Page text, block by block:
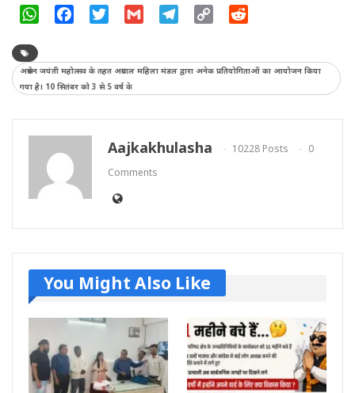
WhatsAppFacebookTwitter Gmail Telegram
Copy
अग्रसेन जयंती महोत्सव के तहत अग्रवाल महिला मंडल द्वारा अनेक प्रतियोगिताओं का आयोजन किया
गया है। 10 सितंबर को 3 से 5 वर्ष के
Aajkakhulasha 10228 Posts
0
Comments
You Might Also Like